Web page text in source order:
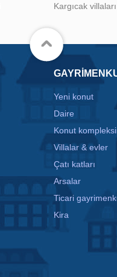
Kargıcak villaları
Yeni konut
Daire
Konut
Villalar & evler
Çatı katları
Arsalar
Ticari
Kira